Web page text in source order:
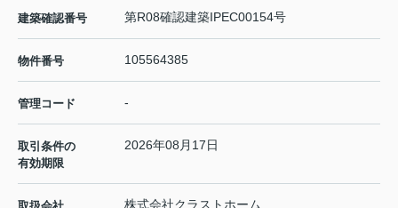
建築確認番号 第R08確認建築IPEC00154号
物件番号 105564385
管理コード -
取引条件の
有効期限
2026年08月17日
株式会社クラストホーム